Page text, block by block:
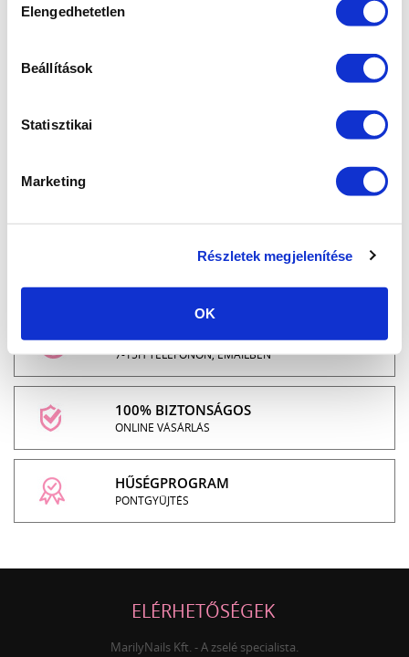
kiválasztása
Elengedhetetlen
Beállítások
Statisztikai
Marketing
Részletek megjelenítése
OK
INGYENES SZÁLLÍTÁS
ÜGYFÉLSZOLGÁLAT
7-15H TELEFONON, EMAILBEN
100% BIZTONSÁGOS
ONLINE VÁSÁRLÁS
HŰSÉGPROGRAM
PONTGYŰJTÉS
ELÉRHETŐSÉGEK
MarilyNails Kft. - A zselé specialista.